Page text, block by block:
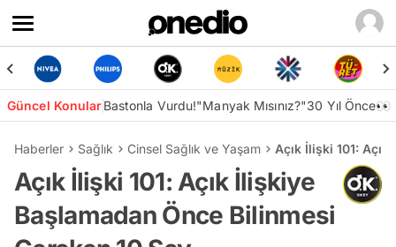
Güncel KonularBastonla Vurdu!"Manyak Mısınız?"30 Yıl Önce👀
Haberler Sağlık Cinsel Sağlık ve Yaşam Açık İlişki 101:
Açık İlişki 101: Açık İlişkiye
Başlamadan Önce Bilinmesi